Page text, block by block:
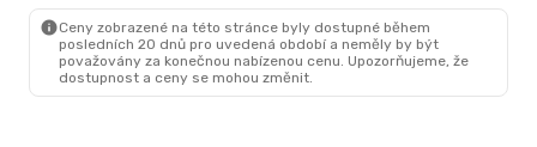
Ceny zobrazené na této stránce byly dostupné během
posledních 20 dnů pro uvedená období a neměly by být
považovány za konečnou nabízenou cenu. Upozorňujeme, že
dostupnost a ceny se mohou změnit.